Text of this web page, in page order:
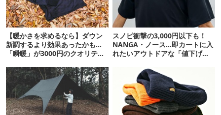
【暖かさを求めるなら】ダウン
新調するより効果あったかも…
「瞬暖」が3000円のクオリティ
スノピ衝撃の3,000円以下も！
NANGA・ノース…即カートに入
れたいアウトドアな「値下げ夏